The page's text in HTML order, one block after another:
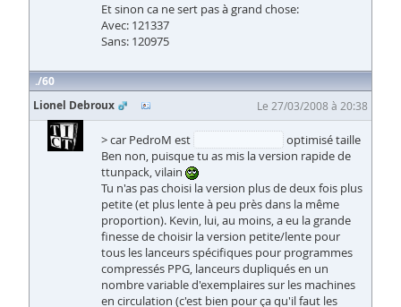
Et sinon ca ne sert pas à grand chose:
Avec: 121337
Sans: 120975
60
Lionel Debroux
Le 27/03/2008 à 20:38
> car PedroM est
optimisé taille
Ben non, puisque tu as mis la version rapide de
ttunpack, vilain
Tu n'as pas choisi la version plus de deux fois plus
petite (et plus lente à peu près dans la même
proportion). Kevin, lui, au moins, a eu la grande
finesse de choisir la version petite/lente pour
tous les lanceurs spécifiques pour programmes
compressés PPG, lanceurs dupliqués en un
nombre variable d'exemplaires sur les machines
en circulation (c'est bien pour ça qu'il faut les